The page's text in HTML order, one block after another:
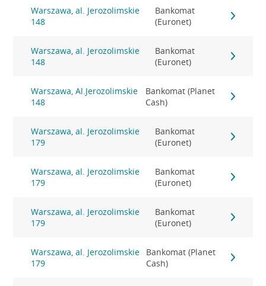
Warszawa, al. Jerozolimskie
148
Bankomat
(Euronet)
Warszawa, al. Jerozolimskie
148
Bankomat
(Euronet)
Warszawa, Al.Jerozolimskie
148
Bankomat (Planet
Cash)
Warszawa, al. Jerozolimskie
179
Bankomat
(Euronet)
Warszawa, al. Jerozolimskie
179
Bankomat
(Euronet)
Warszawa, al. Jerozolimskie
179
Bankomat
(Euronet)
Warszawa, al. Jerozolimskie
179
Bankomat (Planet
Cash)